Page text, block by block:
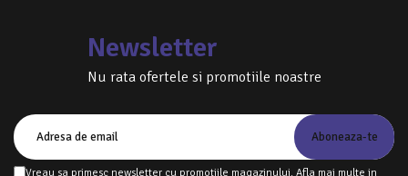
Newsletter
Nu rata ofertele si promotiile noastre
Vreau sa primesc newsletter cu promotiile magazinului. Afla mai multe in